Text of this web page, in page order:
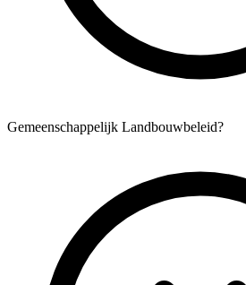
Gemeenschappelijk Landbouwbeleid?